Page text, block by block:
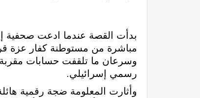
وسرعان ما تلقفت حسابات مقربة
رسمي إسرائيلي.
وأثارت المعلومة ضجة رقمية